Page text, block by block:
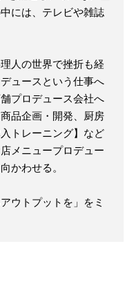
には、テレビや雑誌
人の世界で挫折も経
ュースという仕事へ
プロデュース会社へ
品企画・開発、厨房
トレーニング】など
メニュープロデュー
かわせる。
ウトプットを」をミ